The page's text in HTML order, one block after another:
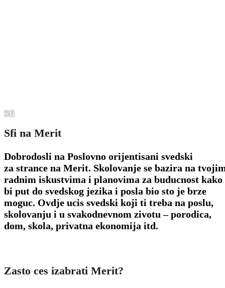
Sfi
Sfi na Merit
Dobrodosli na Poslovno orijentisani svedski
za strance na Merit. Skolovanje se bazira na
radnim iskustvima i planovima za buducnost kako
bi put do svedskog jezika i posla bio sto je brze
moguc. Ovdje ucis svedski koji ti treba na poslu,
skolovanju i u svakodnevnom zivotu – porodica,
dom, skola, privatna ekonomija itd.
Zasto ces izabrati Merit?